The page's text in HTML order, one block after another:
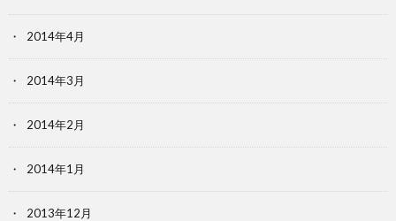
2014年4月
2014年3月
2014年2月
2014年1月
2013年12月